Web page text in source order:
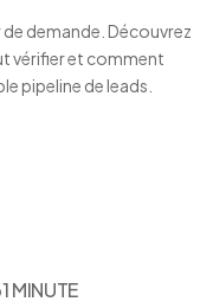
de demande. Découvrez
vérifier et comment
pipeline de leads.
1 MINUTE